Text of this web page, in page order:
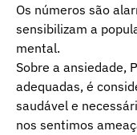
Os números são
sensibilizam a
mental.
Sobre a ansiedade,
adequadas, é
saudável e
nos sentimos